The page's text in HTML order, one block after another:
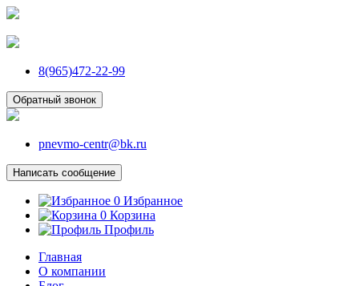
8(965)472-22-99
Обратный звонок
pnevmo-centr@bk.ru
Написать сообщение
0 Избранное
0 Корзина
Профиль
Главная
О компании